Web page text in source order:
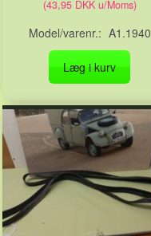
(43,95 DKKu/Moms)
Model/varenr.: A1.1940
Læg i kurv